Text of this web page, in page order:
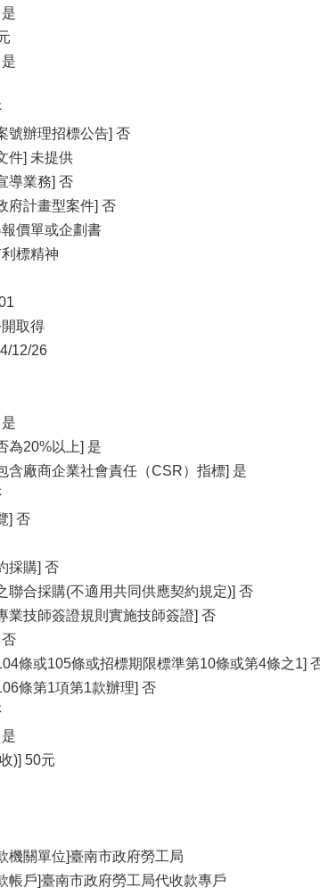
號辦理招標公告] 否
件] 未提供
導業務] 否
府計畫型案件] 否
價單或企劃書
標精神
取得
12/26
為20%以上] 是
含廠商企業社會責任（CSR）指標] 是
] 否
採購] 否
聯合採購(不適用共同供應契約規定)] 否
業技師簽證規則實施技師簽證] 否
條或105條或招標期限標準第10條或第4條之1]
條第1項第1款辦理] 否
)] 50元
機關單位]臺南市政府勞工局
帳戶]臺南市政府勞工局代收款專戶